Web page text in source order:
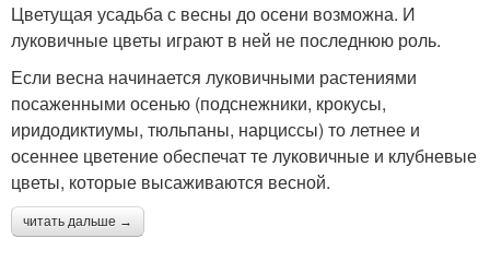
Цветущая усадьба с весны до осени возможна. И
луковичные цветы играют в ней не последнюю роль.
Если весна начинается луковичными растениями
посаженными осенью (подснежники, крокусы,
иридодиктиумы, тюльпаны, нарциссы) то летнее и
осеннее цветение обеспечат те луковичные и клубневые
цветы, которые высаживаются весной.
читать дальше →